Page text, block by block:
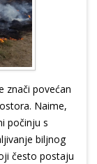
znači povećan
Naime,
počinju s
biljnog
često postaju